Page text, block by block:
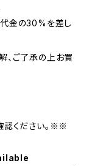
金の30%を差し
、ご了承の上お買
ください。※※